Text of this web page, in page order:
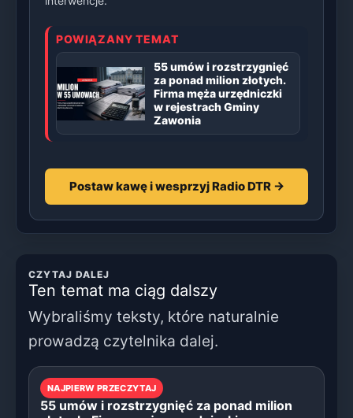
POWIĄZANY TEMAT
55 umów i rozstrzygnięć
za ponad milion złotych.
Firma męża urzędniczki
w rejestrach Gminy
Zawonia
Postaw kawę i wesprzyj Radio DTR →
CZYTAJ DALEJ
Ten temat ma ciąg dalszy
Wybraliśmy teksty, które naturalnie
prowadzą czytelnika dalej.
NAJPIERW PRZECZYTAJ
55 umów i rozstrzygnięć za ponad milion